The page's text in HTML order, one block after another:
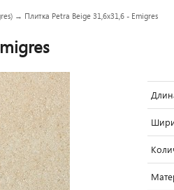
→ Плитка Petra Beige 31,6x31,6 - Emigres